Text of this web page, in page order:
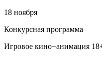
18 ноября
Конкурсная программа
Игровое кино+анимация